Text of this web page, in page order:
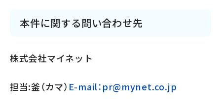
本件に関する問い合わせ先
株式会社マイネット
担当:釜（カマ） E-mail：pr@mynet.co.jp